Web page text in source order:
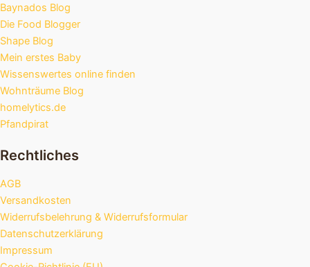
Baynados Blog
Die Food Blogger
Shape Blog
Mein erstes Baby
Wissenswertes online finden
Wohnträume Blog
homelytics.de
Pfandpirat
Rechtliches
AGB
Versandkosten
Widerrufsbelehrung & Widerrufsformular
Datenschutzerklärung
Impressum